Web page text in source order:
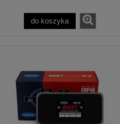
do koszyka